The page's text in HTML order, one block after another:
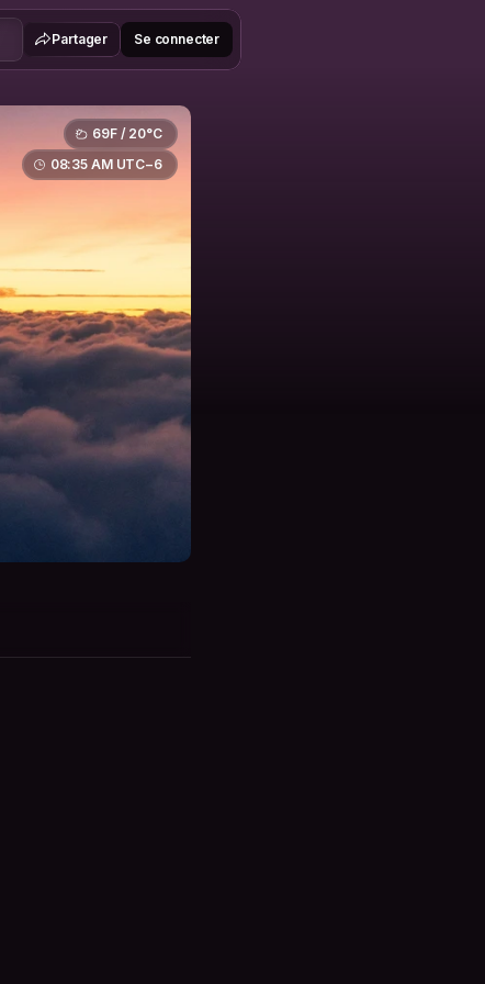
Partager Se connecter
69F / 20°C
08:35 AM UTC−6